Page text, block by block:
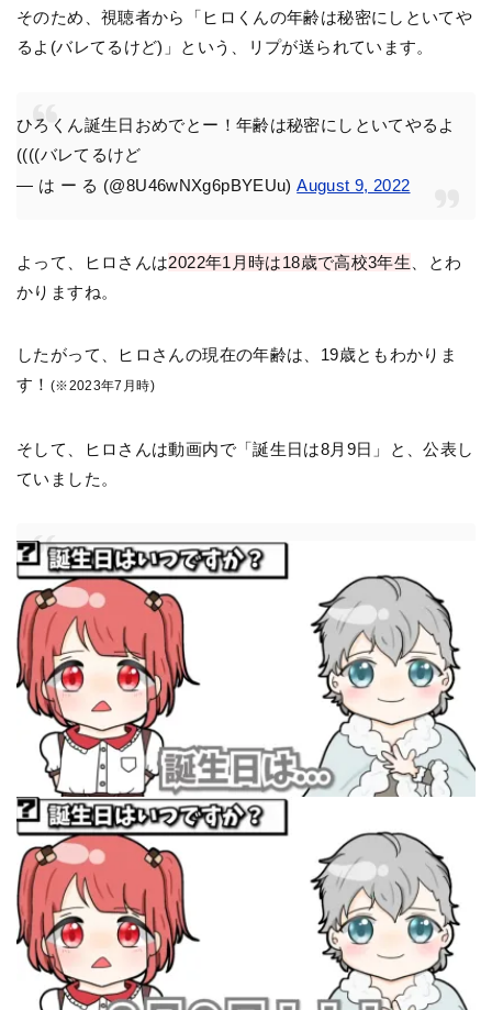
そのため、視聴者から「ヒロくんの年齢は秘密にしといてや
るよ(バレてるけど)」という、リプが送られています。
ひろくん誕生日おめでとー！年齢は秘密にしといてやるよ
((((バレてるけど
— は ー る (@8U46wNXg6pBYEUu)August 9, 2022
よって、ヒロさんは2022年1月時は18歳で高校3年生 、とわ
かりますね。
したがって、ヒロさんの現在の年齢は、19歳ともわかりま
す！ (※2023年7月時)
そして、ヒロさんは動画内で「誕生日は8月9日」と、公表し
ていました。